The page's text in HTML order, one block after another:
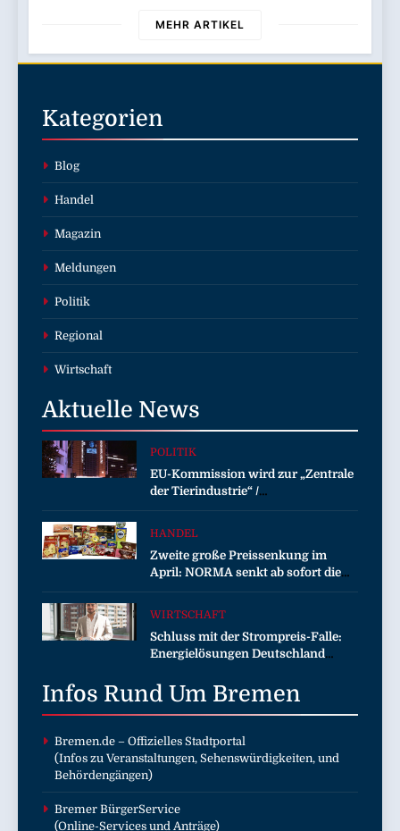
MEHR ARTIKEL
Kategorien
Blog
Handel
Magazin
Meldungen
Politik
Regional
Wirtschaft
Aktuelle News
POLITIK
EU-Kommission wird zur „Zentrale
der Tierindustrie“ /
Tierschutzorganisation Animal
Brüssel die Nähe der EU-
Kommission zur Tierindustrie an
HANDEL
Zweite große Preissenkung im
April: NORMA senkt ab sofort die
Preise auf Schokolade und Käse um
LECKERROM, CREMISEE,
EXCELSIOR süßer und herzhafter
Genuss
WIRTSCHAFT
Schluss mit der Strompreis-Falle:
Energielösungen Deutschland
eigenen Energieversorgern werden
und dabei sogar Geld verdienen
Infos Rund Um Bremen
Bremen.de – Offizielles Stadtportal
(Infos zu Veranstaltungen, Sehenswürdigkeiten, und
Behördengängen)
Bremer BürgerService
(Online-Services und Anträge)